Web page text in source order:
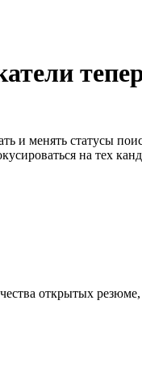
и менять статусы
на тех
открытых